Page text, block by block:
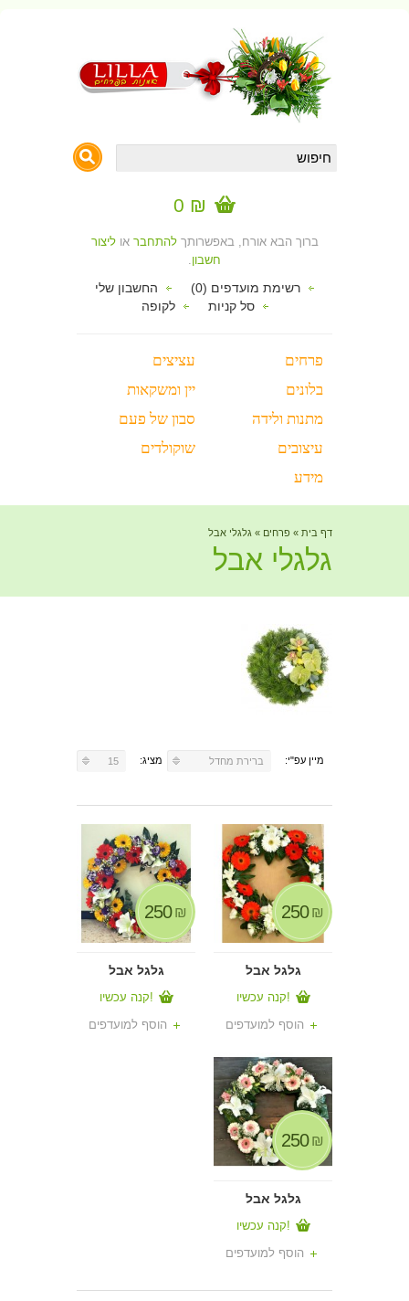
₪ 0
ברוך הבא אורח, באפשרותךלהתחבר אוליצור
חשבון.
רשימת מועדפים (0)
החשבון שלי
סל קניות
לקופה
פרחים
עציצים
בלונים
יין ומשקאות
מתנות ולידה
סבון של פעם
עיצובים
שוקולדים
מידע
דף בית » פרחים » גלגלי אבל
גלגלי אבל
מיין עפ"י: ברירת מחדל מציג: 15
גלגל אבל
₪
250
קנה עכשיו!
הוסף למועדפים
גלגל אבל
₪
250
קנה עכשיו!
הוסף למועדפים
גלגל אבל
₪
250
קנה עכשיו!
הוסף למועדפים